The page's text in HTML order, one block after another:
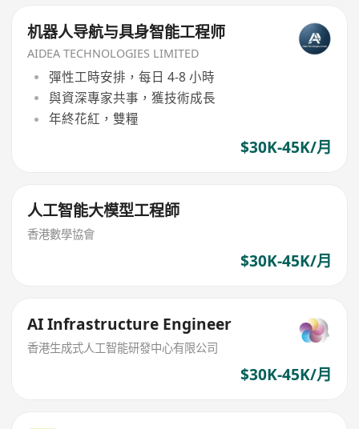
机器人导航与具身智能工程师
AIDEA TECHNOLOGIES LIMITED
彈性工時安排，每日 4-8 小時
與資深專家共事，獲技術成長
年終花紅，雙糧
$30K-45K/月
人工智能大模型工程師
香港數學協會
$30K-45K/月
AI Infrastructure Engineer
香港生成式人工智能研發中心有限公司
$30K-45K/月